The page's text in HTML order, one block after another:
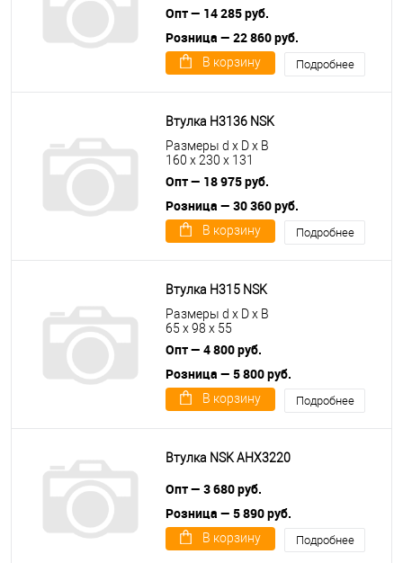
Опт — 14 285 руб.
Розница — 22 860 руб.
В корзину Подробнее
Втулка H3136 NSK
Размеры d x D x B
160 x 230 x 131
Опт — 18 975 руб.
Розница — 30 360 руб.
В корзину Подробнее
Втулка H315 NSK
Размеры d x D x B
65 x 98 x 55
Опт — 4 800 руб.
Розница — 5 800 руб.
В корзину Подробнее
Втулка NSK AHX3220
Опт — 3 680 руб.
Розница — 5 890 руб.
В корзину Подробнее